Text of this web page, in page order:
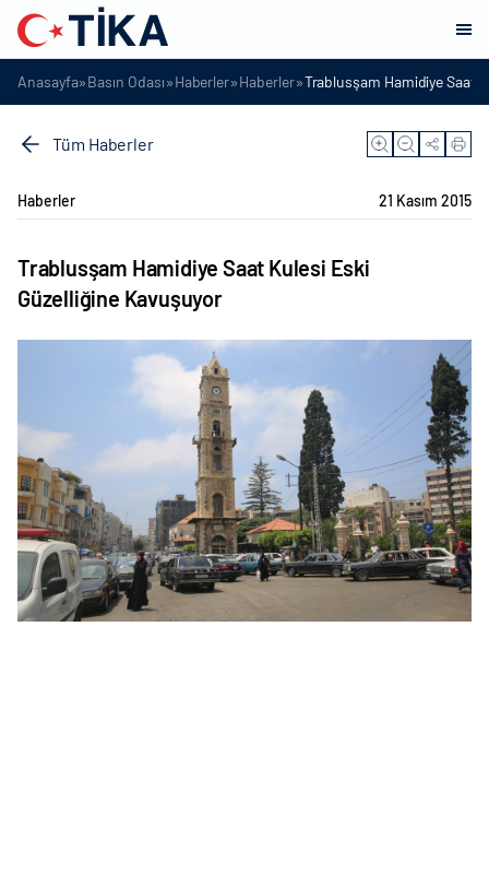
Anasayfa»Basın Odası»Haberler»Haberler»Trablusşam Hamidiye Saat
Tüm Haberler
Haberler 21 Kasım 2015
Trablusşam Hamidiye Saat Kulesi Eski
Güzelliğine Kavuşuyor